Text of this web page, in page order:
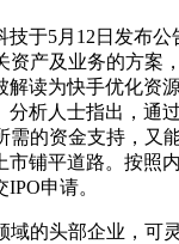
技于5月12日发布公
资产及业务的方案
解读为快手优化资
分析人士指出，通
需的资金支持，又
市铺平道路。按照
申请。
域的头部企业，可